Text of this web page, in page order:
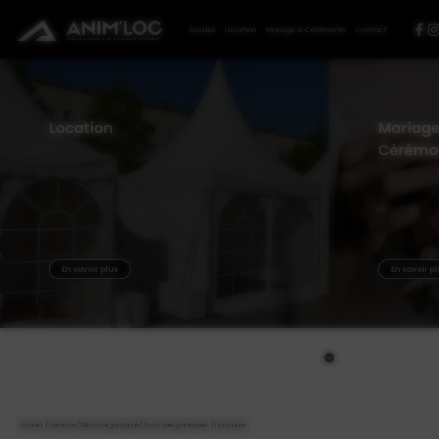
Accueil
Location Mariage & Cérémonie Contact
Location
En savoir plus En savoir
Accueil / Location / Structure gonflable / Structures gonflables Dinosaure